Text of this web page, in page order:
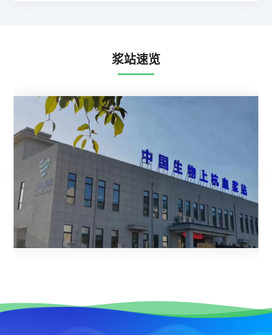
浆站速览